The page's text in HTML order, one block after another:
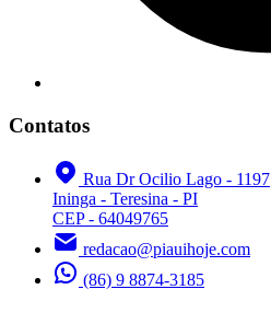
Contatos
Rua Dr Ocilio Lago - 1197
Ininga - Teresina - PI
CEP - 64049765
redacao@piauihoje.com
(86) 9 8874-3185